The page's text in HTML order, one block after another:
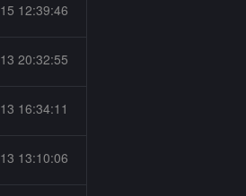
12:39:46
20:32:55
16:34:11
13:10:06